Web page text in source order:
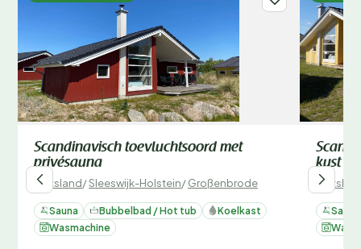
Scandinavisch toevluchtsoord met
privésauna
Duitsland/Sleeswijk-Holstein/Großenbrode
Sauna Bubbelbad / Hot tub
Koelkast
Wasmachine
kust
Sauna